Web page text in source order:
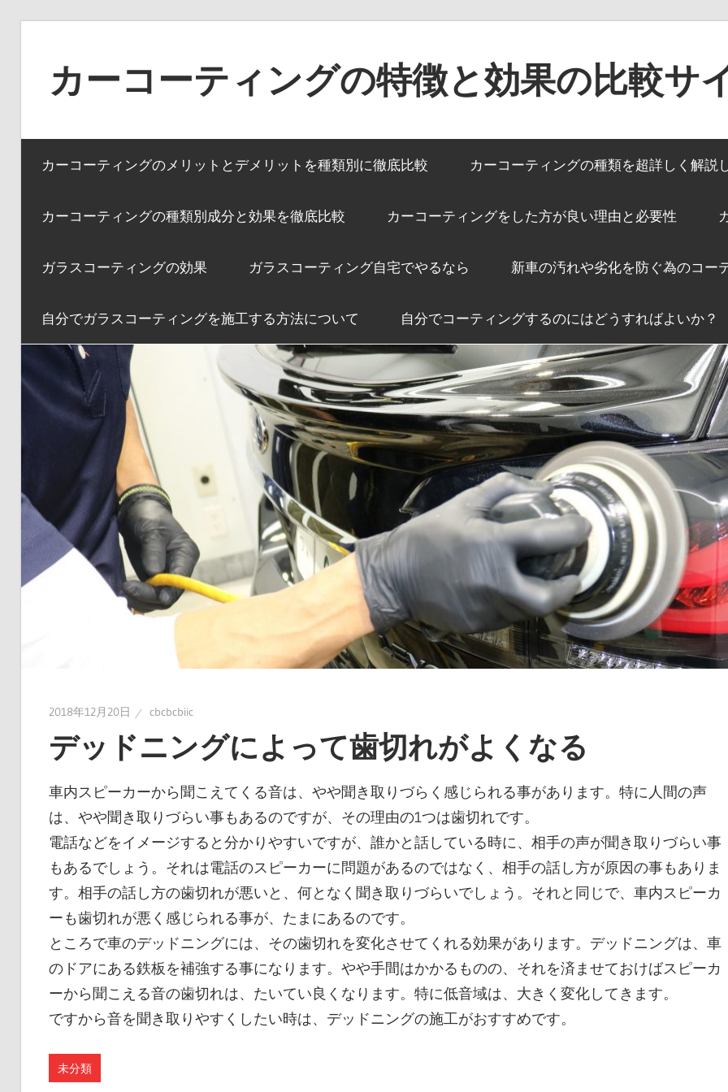
カーコーティングの特徴と効果の比較サ
カーコーティングのメリットとデメリットを種類別に徹底比較 カーコーティングの種類を超詳しく解説
カーコーティングの種類別成分と効果を徹底比較 カーコーティングをした方が良い理由と必要性
ガラスコーティングの効果 ガラスコーティング自宅でやるなら 新車の汚れや劣化を防ぐ為のコー
自分でガラスコーティングを施工する方法について 自分でコーティングするのにはどうすればよいか？
2018年12月20日 cbcbcbiic
デッドニングによって歯切れがよくなる
車内スピーカーから聞こえてくる音は、やや聞き取りづらく感じられる事があります。特に人間の声
は、やや聞き取りづらい事もあるのですが、その理由の1つは歯切れです。
電話などをイメージすると分かりやすいですが、誰かと話している時に、相手の声が聞き取りづらい事
もあるでしょう。それは電話のスピーカーに問題があるのではなく、相手の話し方が原因の事もありま
す。相手の話し方の歯切れが悪いと、何となく聞き取りづらいでしょう。それと同じで、車内スピーカ
ーも歯切れが悪く感じられる事が、たまにあるのです。
ところで車のデッドニングには、その歯切れを変化させてくれる効果があります。デッドニングは、車
のドアにある鉄板を補強する事になります。やや手間はかかるものの、それを済ませておけばスピーカ
ーから聞こえる音の歯切れは、たいてい良くなります。特に低音域は、大きく変化してきます。
ですから音を聞き取りやすくしたい時は、デッドニングの施工がおすすめです。
未分類